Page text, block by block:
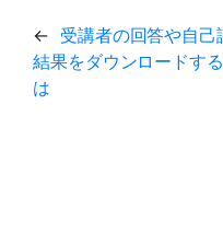
← 受講者の回答や自己
結果をダウンロードす
は